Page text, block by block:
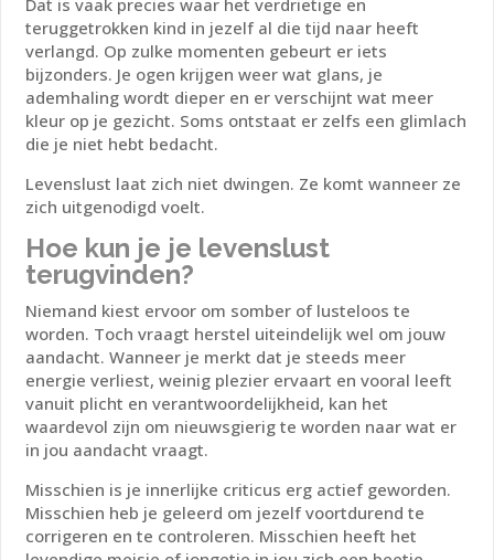
Dat is vaak precies waar het verdrietige en
teruggetrokken kind in jezelf al die tijd naar heeft
verlangd. Op zulke momenten gebeurt er iets
bijzonders. Je ogen krijgen weer wat glans, je
ademhaling wordt dieper en er verschijnt wat meer
kleur op je gezicht. Soms ontstaat er zelfs een glimlach
die je niet hebt bedacht.
Levenslust laat zich niet dwingen. Ze komt wanneer ze
zich uitgenodigd voelt.
Hoe kun je je levenslust
terugvinden?
Niemand kiest ervoor om somber of lusteloos te
worden. Toch vraagt herstel uiteindelijk wel om jouw
aandacht. Wanneer je merkt dat je steeds meer
energie verliest, weinig plezier ervaart en vooral leeft
vanuit plicht en verantwoordelijkheid, kan het
waardevol zijn om nieuwsgierig te worden naar wat er
in jou aandacht vraagt.
Misschien is je innerlijke criticus erg actief geworden.
Misschien heb je geleerd om jezelf voortdurend te
corrigeren en te controleren. Misschien heeft het